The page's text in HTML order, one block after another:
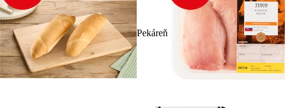
Pekáreň